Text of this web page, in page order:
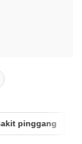
pinggang